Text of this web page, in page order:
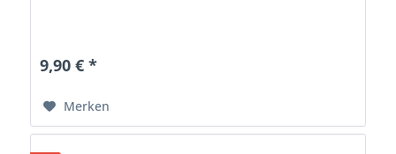
9,90 € *
Merken